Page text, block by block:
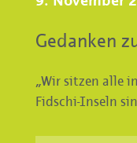
Gedanken
„Wir sitzen alle
Fidschi-Inseln